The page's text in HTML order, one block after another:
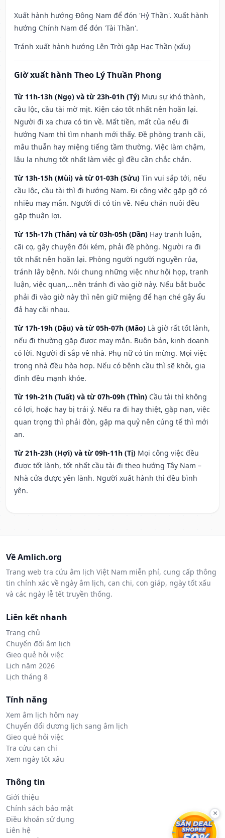
Xuất hành hướng Đông Nam để đón 'Hỷ Thần'. Xuất hành
hướng Chính Nam để đón 'Tài Thần'.
Tránh xuất hành hướng Lên Trời gặp Hạc Thần (xấu)
Giờ xuất hành Theo Lý Thuần Phong
Từ 11h-13h (Ngọ) và từ 23h-01h (Tý) Mưu sự khó thành,
cầu lộc, cầu tài mờ mịt. Kiện cáo tốt nhất nên hoãn lại.
Người đi xa chưa có tin về. Mất tiền, mất của nếu đi
hướng Nam thì tìm nhanh mới thấy. Đề phòng tranh cãi,
mâu thuẫn hay miệng tiếng tầm thường. Việc làm chậm,
lâu la nhưng tốt nhất làm việc gì đều cần chắc chắn.
Từ 13h-15h (Mùi) và từ 01-03h (Sửu) Tin vui sắp tới, nếu
cầu lộc, cầu tài thì đi hướng Nam. Đi công việc gặp gỡ có
nhiều may mắn. Người đi có tin về. Nếu chăn nuôi đều
gặp thuận lợi.
Từ 15h-17h (Thân) và từ 03h-05h (Dần) Hay tranh luận,
cãi cọ, gây chuyện đói kém, phải đề phòng. Người ra đi
tốt nhất nên hoãn lại. Phòng người người nguyền rủa,
tránh lây bệnh. Nói chung những việc như hội họp, tranh
luận, việc quan,…nên tránh đi vào giờ này. Nếu bắt buộc
phải đi vào giờ này thì nên giữ miệng để hạn ché gây ẩu
đả hay cãi nhau.
Từ 17h-19h (Dậu) và từ 05h-07h (Mão) Là giờ rất tốt lành,
nếu đi thường gặp được may mắn. Buôn bán, kinh doanh
có lời. Người đi sắp về nhà. Phụ nữ có tin mừng. Mọi việc
trong nhà đều hòa hợp. Nếu có bệnh cầu thì sẽ khỏi, gia
đình đều mạnh khỏe.
Từ 19h-21h (Tuất) và từ 07h-09h (Thìn) Cầu tài thì không
có lợi, hoặc hay bị trái ý. Nếu ra đi hay thiệt, gặp nạn, việc
quan trọng thì phải đòn, gặp ma quỷ nên cúng tế thì mới
an.
Từ 21h-23h (Hợi) và từ 09h-11h (Tị) Mọi công việc đều
được tốt lành, tốt nhất cầu tài đi theo hướng Tây Nam –
Nhà cửa được yên lành. Người xuất hành thì đều bình
yên.
Về Amlich.org
Trang web tra cứu âm lịch Việt Nam miễn phí, cung cấp thông
tin chính xác về ngày âm lịch, can chi, con giáp, ngày tốt xấu
và các ngày lễ tết truyền thống.
Liên kết nhanh
Trang chủ
Chuyển đổi âm lịch
Gieo quẻ hỏi việc
Lịch năm 2026
Lịch tháng 8
Tính năng
Xem âm lịch hôm nay
Chuyển đổi dương lịch sang âm lịch
Gieo quẻ hỏi việc
Tra cứu can chi
Xem ngày tốt xấu
Thông tin
Giới thiệu
Chính sách bảo mật
Điều khoản sử dụng
Liên hệ
×